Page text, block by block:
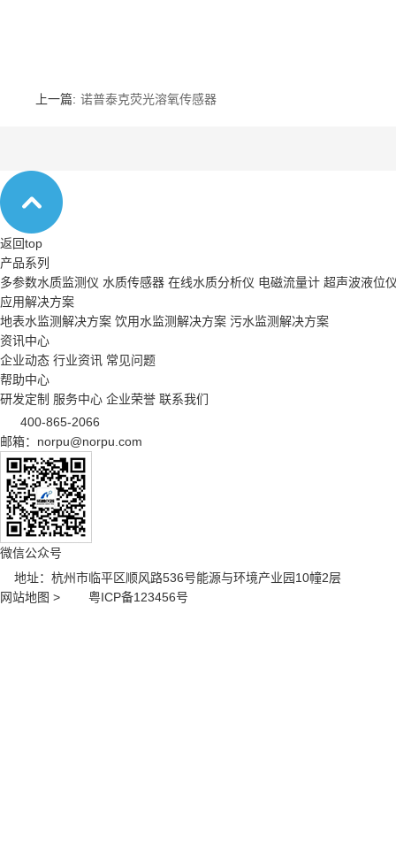
上一篇: 诺普泰克荧光溶氧传感器
返回top
产品系列
多参数水质监测仪 水质传感器 在线水质分析仪 电磁流量计 超声波液位
应用解决方案
地表水监测解决方案 饮用水监测解决方案 污水监测解决方案
资讯中心
企业动态 行业资讯 常见问题
帮助中心
研发定制 服务中心 企业荣誉 联系我们
400-865-2066
邮箱：norpu@norpu.com
微信公众号
地址：杭州市临平区顺风路536号能源与环境产业园10幢2层
网站地图 > 粤ICP备123456号